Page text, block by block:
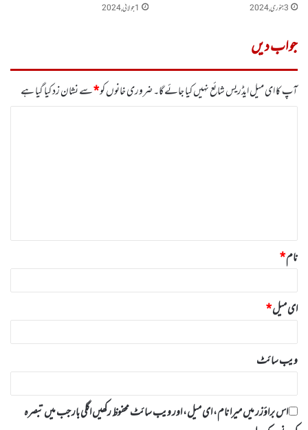
3 جنوری, 2024 1 جولائی, 2024
جواب دیں
آپ کا ای میل ایڈریس شائع نہیں کیا جائے گا۔ضروری خانوں کو*سے نشان زد کیا گیا ہے
نام*
ای میل*
ویب‌ سائٹ
اس براؤزر میں میرا نام، ای میل، اور ویب سائٹ محفوظ رکھیں اگلی بار جب میں تبصرہ